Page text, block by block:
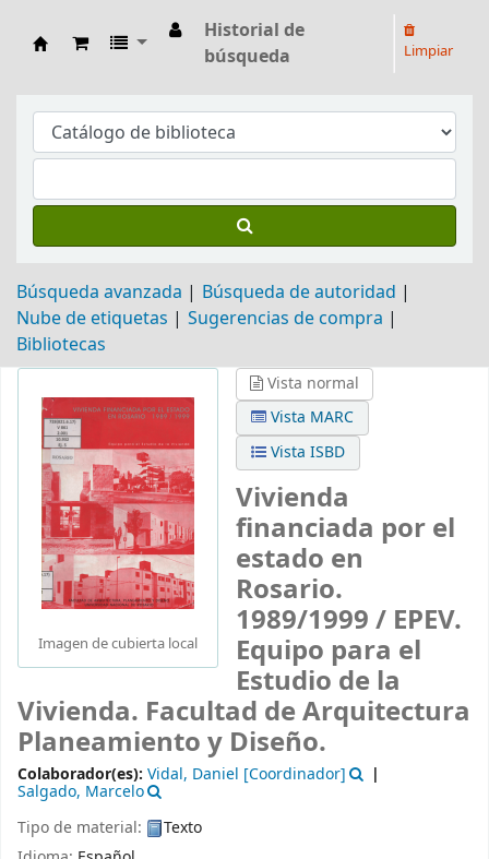
Biblioteca Arq. Hilarión H. Larguía
Historial de
búsqueda
Limpiar
Búsqueda avanzada
Búsqueda de autoridad
Nube de etiquetas
Sugerencias de compra
Bibliotecas
Imagen de cubierta local
Vista normal
Vista MARC
Vista ISBD
Vivienda
financiada por el
estado en
Rosario.
1989/1999 / EPEV.
Equipo para el
Estudio de la
Vivienda. Facultad de Arquitectura
Planeamiento y Diseño.
Colaborador(es): Vidal, Daniel [Coordinador]
Salgado, Marcelo
Tipo de material:
Texto